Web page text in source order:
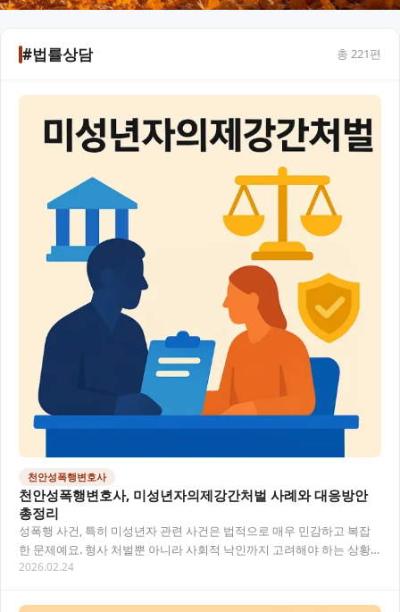
#법률상담 총 221편
천안성폭행변호사
천안성폭행변호사, 미성년자의제강간처벌 사례와 대응방안
총정리
성폭행 사건, 특히 미성년자 관련 사건은 법적으로 매우 민감하고 복잡
한 문제예요. 형사 처벌뿐 아니라 사회적 낙인까지 고려해야 하는 상황
에서 전문적인 법률 조력이 필수적입니다. 이…
2026.02.24